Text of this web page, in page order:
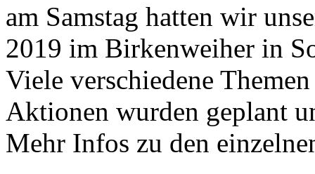
am Samstag hatten wir
2019 im Birkenweiher in
Viele verschiedene
Aktionen wurden geplant
Mehr Infos zu den